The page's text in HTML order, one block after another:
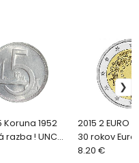
Koruna 1952
razba ! UNC
2015 2 EURO
30 rokov
A
8.20 €